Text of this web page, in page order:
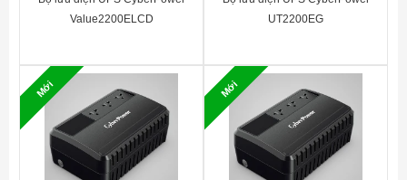
Value2200ELCD
UT2200EG
Mới Mới